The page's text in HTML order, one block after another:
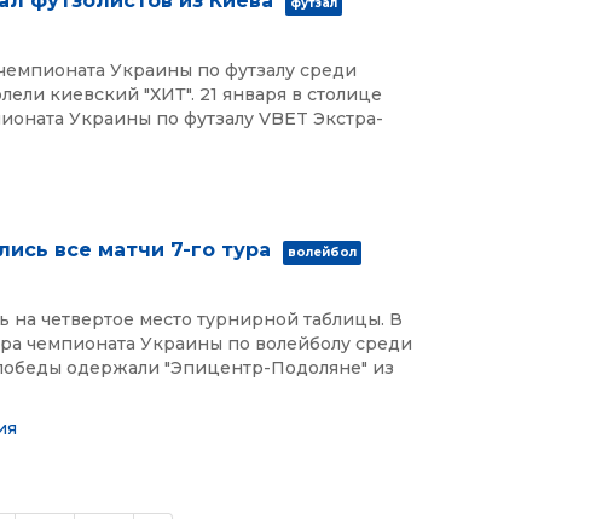
футзал
Украины по футзалу среди
киевский "ХИТ". 21 января в столице
Украины по футзалу VBET Экстра-
все матчи 7-го тура волейбол
четвертое место турнирной таблицы. В
чемпионата Украины по волейболу среди
одержали "Эпицентр-Подоляне" из